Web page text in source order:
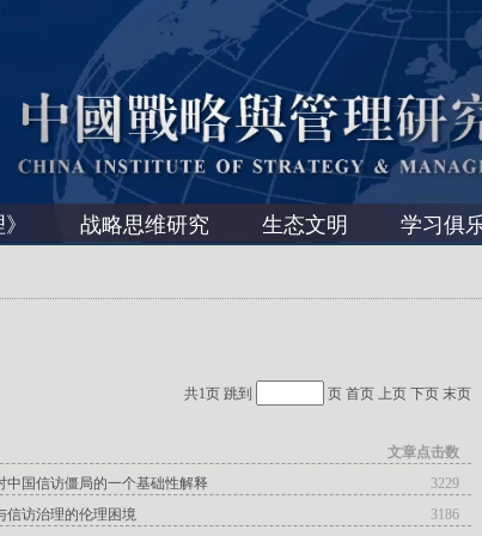
战略思维研究 生态文明 学习俱
共1页 跳到 页 首页 上页 下页 末页
文章点击数
中国信访僵局的一个基础性解释
3229
信访治理的伦理困境
3186